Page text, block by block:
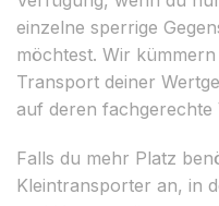
einzelne sperrige
möchtest. Wir
Transport deiner
auf deren fachgerechte
Falls du mehr Platz
Kleintransporter an, in